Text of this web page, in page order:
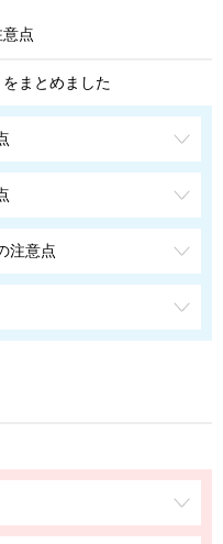
点
まとめました
注意点